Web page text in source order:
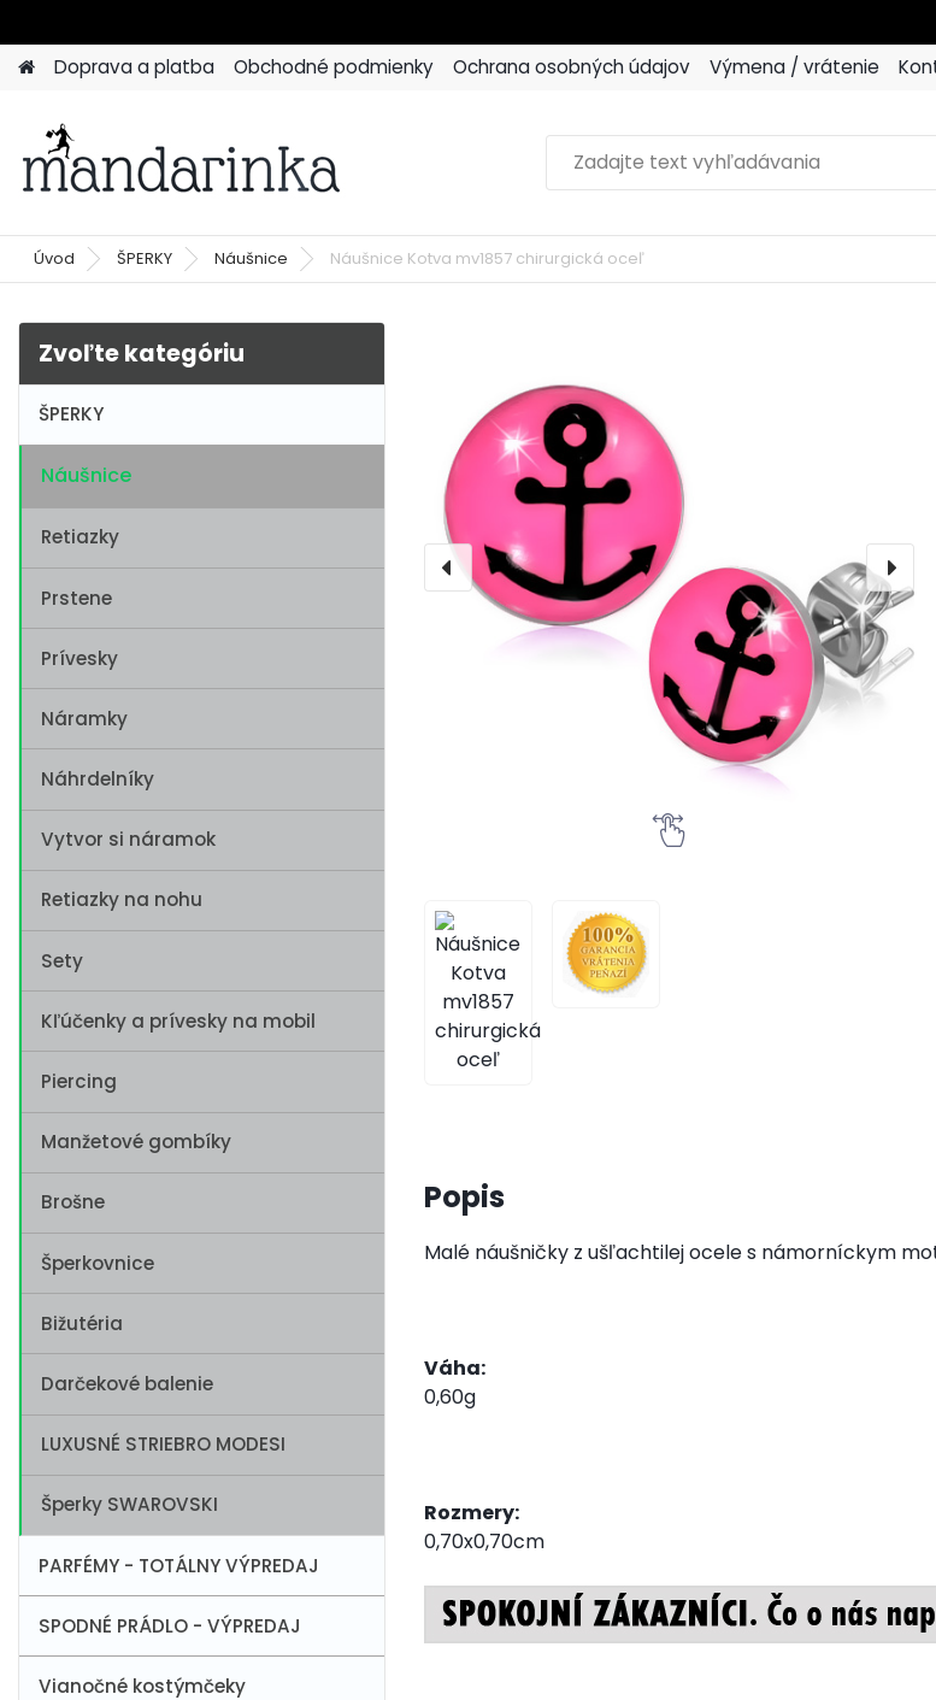
Doprava a platba Obchodné podmienky Ochrana osobných údajov Výmena / vrátenie
Úvod ŠPERKY Náušnice Náušnice Kotva mv1857 chirurgická oceľ
Zvoľte kategóriu
ŠPERKY
Náušnice
Retiazky
Prstene
Prívesky
Náramky
Náhrdelníky
Vytvor si náramok
Retiazky na nohu
Sety
Kľúčenky a prívesky na mobil
Piercing
Manžetové gombíky
Brošne
Šperkovnice
Bižutéria
Darčekové balenie
LUXUSNÉ STRIEBRO MODESI
Šperky SWAROVSKI
PARFÉMY - TOTÁLNY VÝPREDAJ
SPODNÉ PRÁDLO - VÝPREDAJ
Vianočné kostýmčeky
Popis
Malé náušničky z ušľachtilej ocele s námorníckym
Váha:
0,60g
Rozmery:
0,70x0,70cm